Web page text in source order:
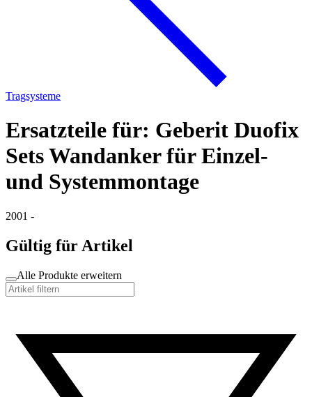
Tragsysteme
Ersatzteile für: Geberit Duofix
Sets Wandanker für Einzel-
und Systemmontage
2001 -
Gültig für Artikel
Alle Produkte erweitern